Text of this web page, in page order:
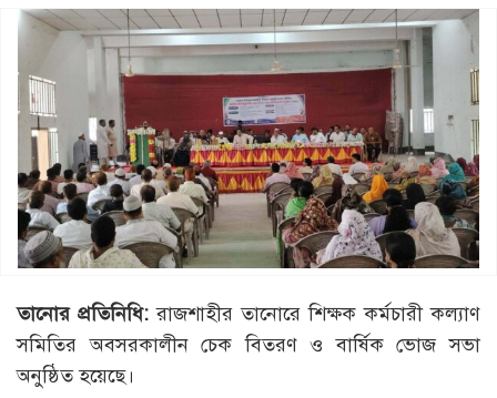
তানোর প্রতিনিধি: রাজশাহীর তানোরে শিক্ষক কর্মচারী কল্যাণ
সমিতির অবসরকালীন চেক বিতরণ ও বার্ষিক ভোজ সভা
অনুষ্ঠিত হয়েছে।